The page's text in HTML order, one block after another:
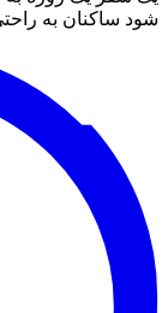
شود ساکنان به